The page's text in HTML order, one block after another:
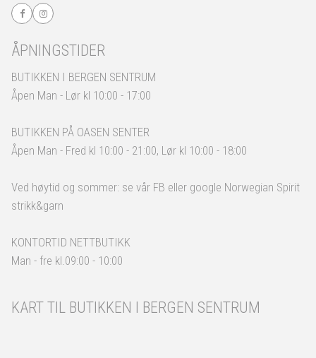
ÅPNINGSTIDER
BUTIKKEN I BERGEN SENTRUM
Åpen Man - Lør kl 10:00 - 17:00
BUTIKKEN PÅ OASEN SENTER
Åpen Man - Fred kl 10:00 - 21:00, Lør kl 10:00 - 18:00
Ved høytid og sommer: se vår FB eller google Norwegian Spirit
strikk&garn
KONTORTID NETTBUTIKK
Man - fre kl.09:00 - 10:00
KART TIL BUTIKKEN I BERGEN SENTRUM